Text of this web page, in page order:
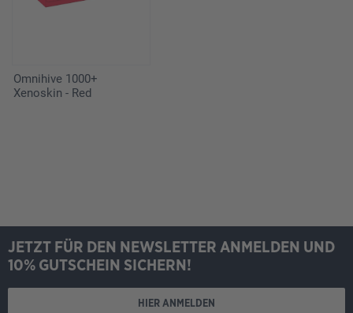
Omnihive 1000+
Xenoskin - Red
JETZT FÜR DEN NEWSLETTER ANMELDEN UND
10% GUTSCHEIN SICHERN!
HIER ANMELDEN